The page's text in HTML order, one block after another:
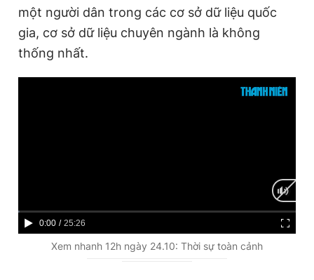
một người dân trong các cơ sở dữ liệu quốc
gia, cơ sở dữ liệu chuyên ngành là không
thống nhất.
C
0:00 / D
u
25:26
Xem nhanh 12h ngày 24.10: Thời sự toàn cảnh